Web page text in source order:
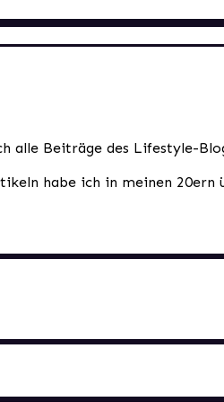
alle Beiträge des Lifestyle-
habe ich in meinen 20ern